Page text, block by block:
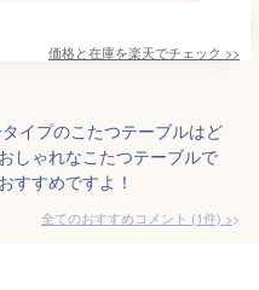
価格と在庫を楽天でチェック >>
イプのこたつテーブルはど
しゃれなこたつテーブルで
すすめですよ！
全てのおすすめコメント (1件) >